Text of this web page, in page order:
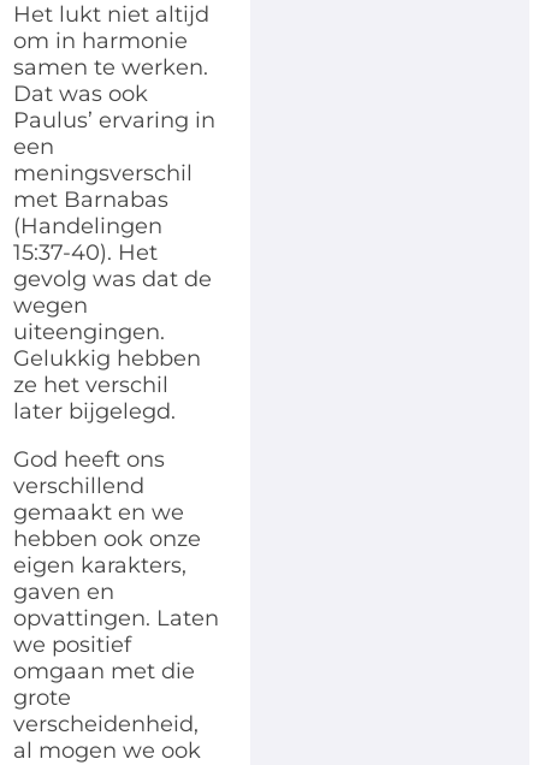
Het lukt niet altijd
om in harmonie
samen te werken.
Dat was ook
Paulus’ ervaring in
een
meningsverschil
met Barnabas
(Handelingen
15:37-40). Het
gevolg was dat de
wegen
uiteengingen.
Gelukkig hebben
ze het verschil
later bijgelegd.
God heeft ons
verschillend
gemaakt en we
hebben ook onze
eigen karakters,
gaven en
opvattingen. Laten
we positief
omgaan met die
grote
verscheidenheid,
al mogen we ook